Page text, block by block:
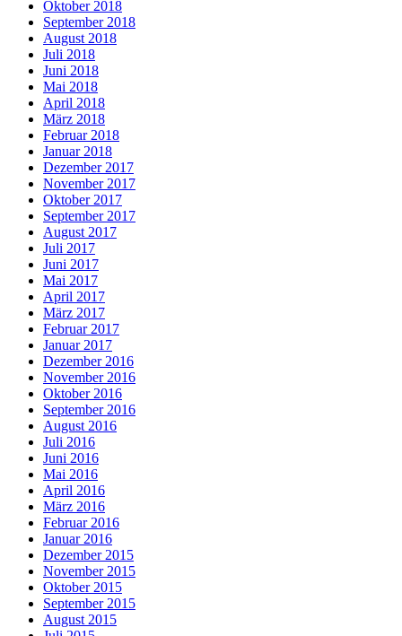
Oktober 2018
September 2018
August 2018
Juli 2018
Juni 2018
Mai 2018
April 2018
März 2018
Februar 2018
Januar 2018
Dezember 2017
November 2017
Oktober 2017
September 2017
August 2017
Juli 2017
Juni 2017
Mai 2017
April 2017
März 2017
Februar 2017
Januar 2017
Dezember 2016
November 2016
Oktober 2016
September 2016
August 2016
Juli 2016
Juni 2016
Mai 2016
April 2016
März 2016
Februar 2016
Januar 2016
Dezember 2015
November 2015
Oktober 2015
September 2015
August 2015